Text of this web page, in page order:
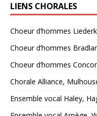
LIENS CHORALES
Choeur d’hommes
Choeur d’hommes
Choeur d’hommes
Chorale Alliance,
Ensemble vocal Haley,